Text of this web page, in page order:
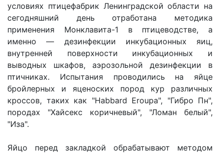
условиях птицефабрик Ленинградской области на
сегодняшний день отработана методика
применения Монклавита-1 в птицеводстве, а
именно — дезинфекции инкубационных яиц,
внутренней поверхности инкубационных и
выводных шкафов, аэрозольной дезинфекции в
птичниках. Испытания проводились на яйце
бройлерных и яценоских пород кур различных
кроссов, таких как "Habbard Eroupa", "Гибро Пн",
породах "Хайсекс коричневый", "Ломан белый",
"Иза".
Яйцо перед закладкой обрабатывают методом